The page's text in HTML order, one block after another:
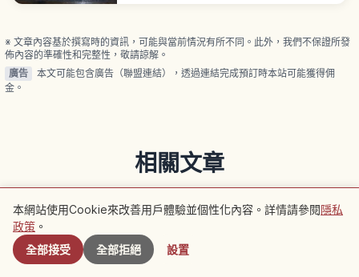
道之驛常見邊走邊吃版本。
※ 文章內容基於撰寫時的資訊，可能與當前情況有所不同。此外，我們不保證所發
佈內容的準確性和完整性，敬請諒解。
廣告
本文可能包含廣告（聯盟連結），透過連結完成預訂時本站可能獲得佣
金。
相關文章
京都府
附近景點
本網站使用Cookie來改善用戶體驗並個性化內容。詳情請參閱隱私
政策 。
全部接受
全部拒絕 設置